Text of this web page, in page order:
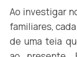
Ao investigar
familiares,
de uma teia